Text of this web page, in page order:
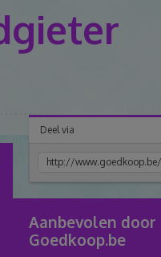
Deel via
Aanbevolen door
Goedkoop.be